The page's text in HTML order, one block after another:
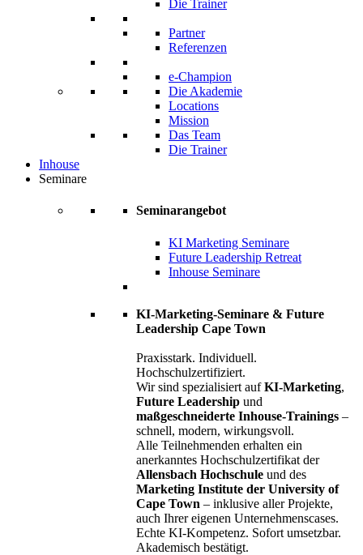
Die Trainer
Partner
Referenzen
e-Champion
Die Akademie
Locations
Mission
Das Team
Die Trainer
Inhouse
Seminare
Seminarangebot
KI Marketing Seminare
Future Leadership Retreat
Inhouse Seminare
KI-Marketing-Seminare & Future
Leadership Cape Town
Praxisstark. Individuell.
Hochschulzertifiziert.
Wir sind spezialisiert aufKI-Marketing,
Future Leadership und
maßgeschneiderte Inhouse-Trainings –
schnell, modern, wirkungsvoll.
Alle Teilnehmenden erhalten ein
anerkanntes Hochschulzertifikat der
Allensbach Hochschule und des
Marketing Institute der University of
Cape Town – inklusive aller Projekte,
auch Ihrer eigenen Unternehmenscases.
Echte KI-Kompetenz. Sofort umsetzbar.
Akademisch bestätigt.